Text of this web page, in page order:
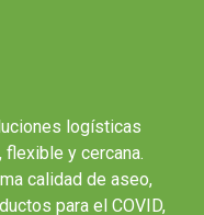
logísticas
y cercana.
calidad de aseo,
para el COVID,